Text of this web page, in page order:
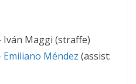
Iván Maggi (straffe)
Emiliano Méndez (assist: